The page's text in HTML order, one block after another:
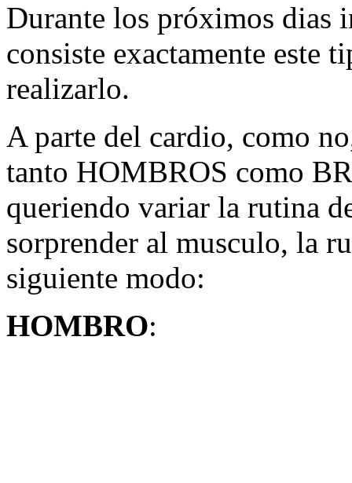
Durante los próximos dias
consiste exactamente este
realizarlo.
A parte del cardio, como
tanto HOMBROS como
queriendo variar la rutina
sorprender al musculo, la
siguiente modo:
HOMBRO: